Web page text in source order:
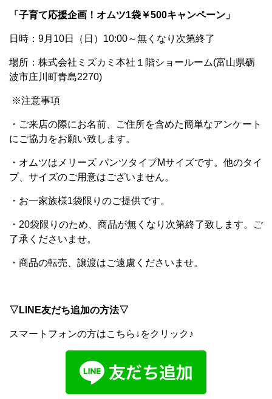
「子育て応援企画！オムツ1袋￥500キャンペーン」
日時：9月10日（日）10:00～無くなり次第終了
場所：株式会社ミズカミ本社１階ショールーム(富山県砺
波市庄川町青島2270)
※注意事項
・ご来店の際にお名前、ご住所を含めた簡単なアンケート
にご協力をお願い致します。
・オムツはメリーズ パンツタイプMサイズです。他のタイ
プ、サイズのご用意はございません。
・お一家族様1袋限りのご提供です。
・20袋限りのため、商品が無くなり次第終了致します。ご
了承くださいませ。
・商品の転売、譲渡はご遠慮くださいませ。
▽LINE友だち追加の方法▽
スマートフォンの方はこちら↓をクリック♪